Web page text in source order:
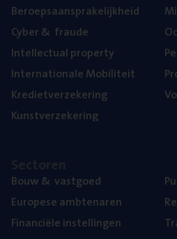
Beroeps­aan­spra­ke­lijk­heid
Cyber& fraude
Intel­lec­tu­al property
Inter­na­ti­o­na­le Mobiliteit
Kre­diet­ver­ze­ke­ring
Kunst­ver­ze­ke­ring
Bouw& vastgoed
Euro­pe­se ambtenaren
Finan­ci­ë­le instellingen